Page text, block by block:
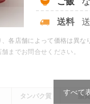
送料
各店舗によって価格は異な
までお問合せください。
タンパク質 脂
すべて